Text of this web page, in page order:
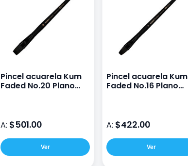
Pincel acuarela Kum
Faded No.20 Plano
A: $501.00
Ver
Pincel acuarela Kum
Faded No.16 Plano
A: $422.00
Ver